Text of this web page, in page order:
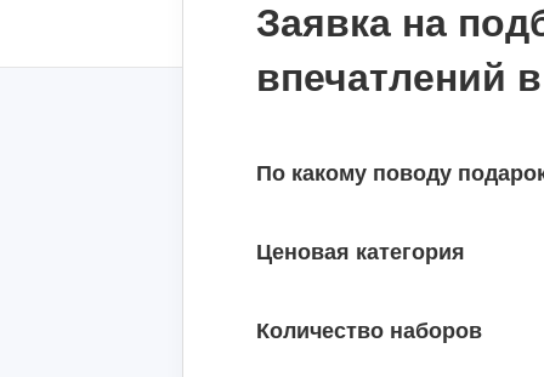
Заявка на
впечатлений
По какому поводу
Ценовая категория
Количество наборов